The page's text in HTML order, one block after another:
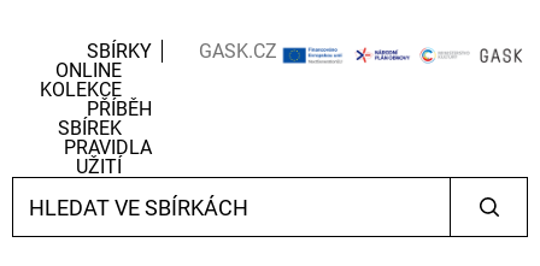
SBÍRKY
ONLINE
KOLEKCE
PŘÍBĚH
SBÍREK
PRAVIDLA
UŽITÍ
GASK.CZ